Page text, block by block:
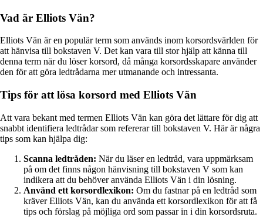
Vad är Elliots Vän?
Elliots Vän är en populär term som används inom korsordsvärlden för
att hänvisa till bokstaven V. Det kan vara till stor hjälp att känna till
denna term när du löser korsord, då många korsordsskapare använder
den för att göra ledtrådarna mer utmanande och intressanta.
Tips för att lösa korsord med Elliots Vän
Att vara bekant med termen Elliots Vän kan göra det lättare för dig att
snabbt identifiera ledtrådar som refererar till bokstaven V. Här är några
tips som kan hjälpa dig:
Scanna ledtråden: När du läser en ledtråd, vara uppmärksam
på om det finns någon hänvisning till bokstaven V som kan
indikera att du behöver använda Elliots Vän i din lösning.
Använd ett korsordlexikon: Om du fastnar på en ledtråd som
kräver Elliots Vän, kan du använda ett korsordlexikon för att få
tips och förslag på möjliga ord som passar in i din korsordsruta.